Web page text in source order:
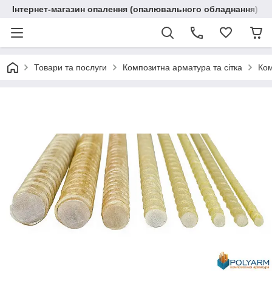
Інтернет-магазин опалення (опалювального обладнання)
Товари та послуги Композитна арматура та сітка